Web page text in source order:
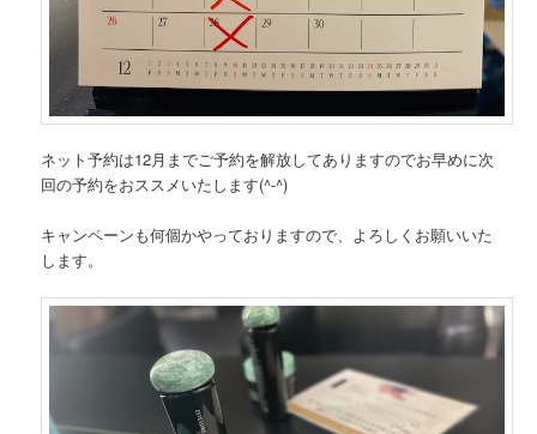
ネット予約は12月までご予約を解放してありますのでお早めに次
回の予約をおススメいたします(^-^)
キャンペーンも何個かやっておりますので、よろしくお願いいた
します。